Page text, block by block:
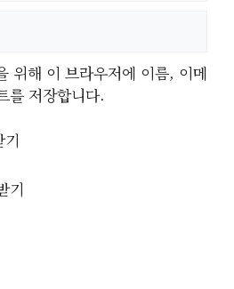
위해 이 브라우저에 이름, 이메
를 저장합니다.
기